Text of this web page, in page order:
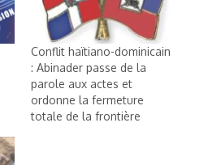
Conflit haïtiano-dominicain
: Abinader passe de la
parole aux actes et
ordonne la fermeture
totale de la frontière